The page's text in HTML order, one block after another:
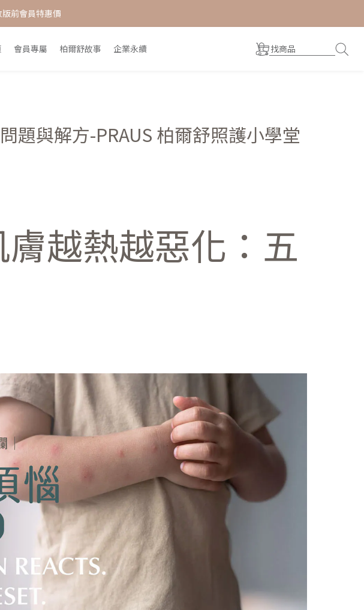
💰
💰
會員專屬 柏爾舒故事 企業永續
題與解方-PRAUS 柏爾舒照護小學堂
越熱越惡化：五